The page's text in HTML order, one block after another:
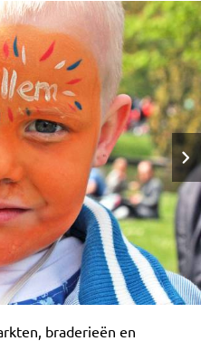
braderieën en